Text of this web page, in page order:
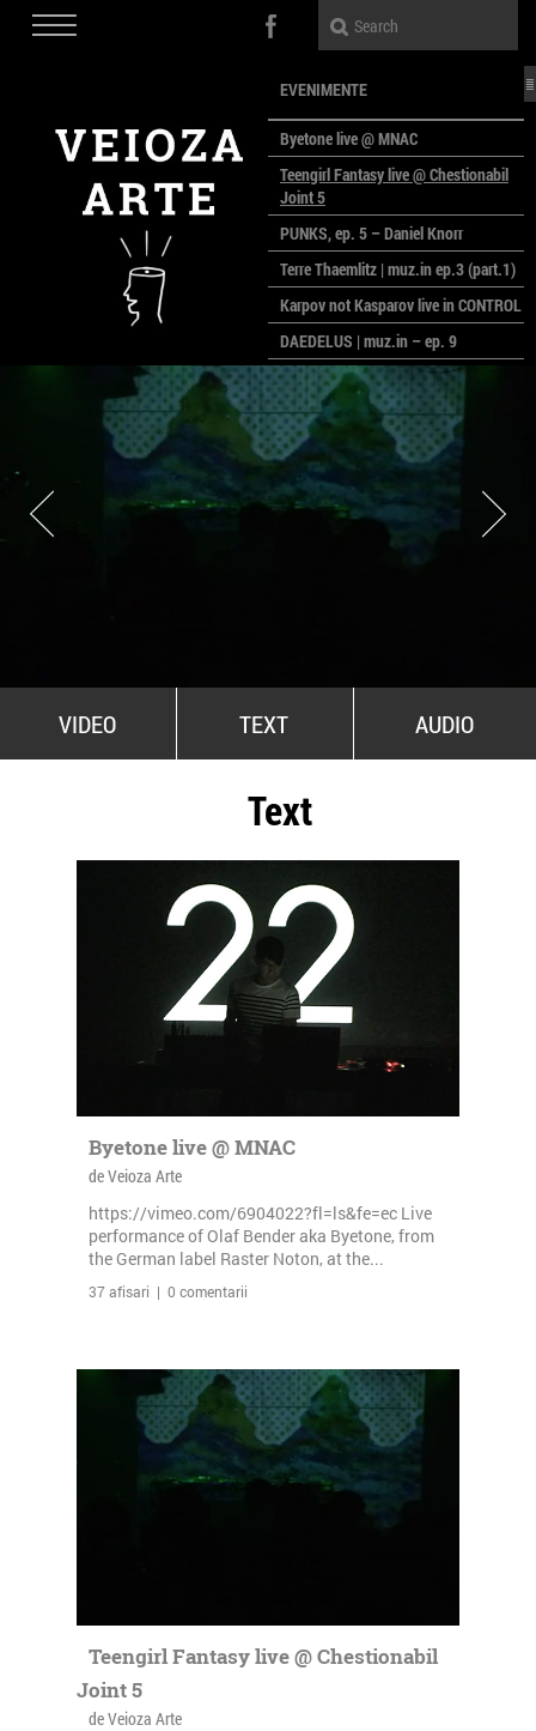
EVENIMENTE
Byetone live @ MNAC
Teengirl Fantasy live @ Chestionabil
Joint 5
PUNKS, ep. 5 – Daniel Knorr
Terre Thaemlitz | muz.in ep.3 (part.1)
Karpov not Kasparov live in CONTROL
DAEDELUS | muz.in – ep. 9
LALELE, LALELE – prima premieră a
anului la MACAZ
CinePOLSKA – filme poloneze la
București
PEOPLE OF ROMANIA se lansează la
galeria Simeza
All Stars For Outernational
VIDEO TEXT AUDIO
Text
Byetone live @ MNAC
de Veioza Arte
https://vimeo.com/6904022?fl=ls&fe=ec Live
performance of Olaf Bender aka Byetone, from
the German label Raster Noton, at the...
37 afisari | 0 comentarii
Teengirl Fantasy live @ Chestionabil
Joint 5
de Veioza Arte